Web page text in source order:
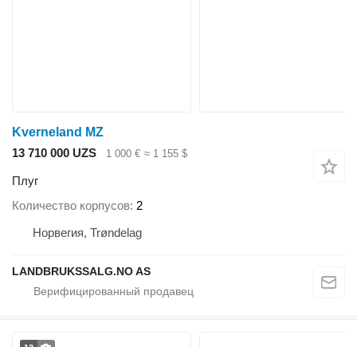
Kverneland MZ
13 710 000 UZS
1 000 € ≈ 1 155 $
Плуг
Количество корпусов 2
Норвегия, Trøndelag
LANDBRUKSSALG.NO AS